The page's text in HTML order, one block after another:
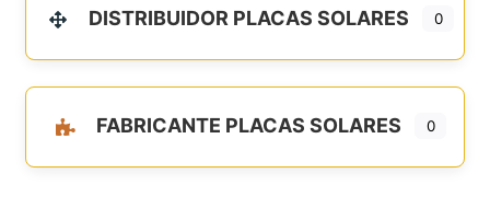
DISTRIBUIDOR PLACAS SOLARES 0
FABRICANTE PLACAS SOLARES 0